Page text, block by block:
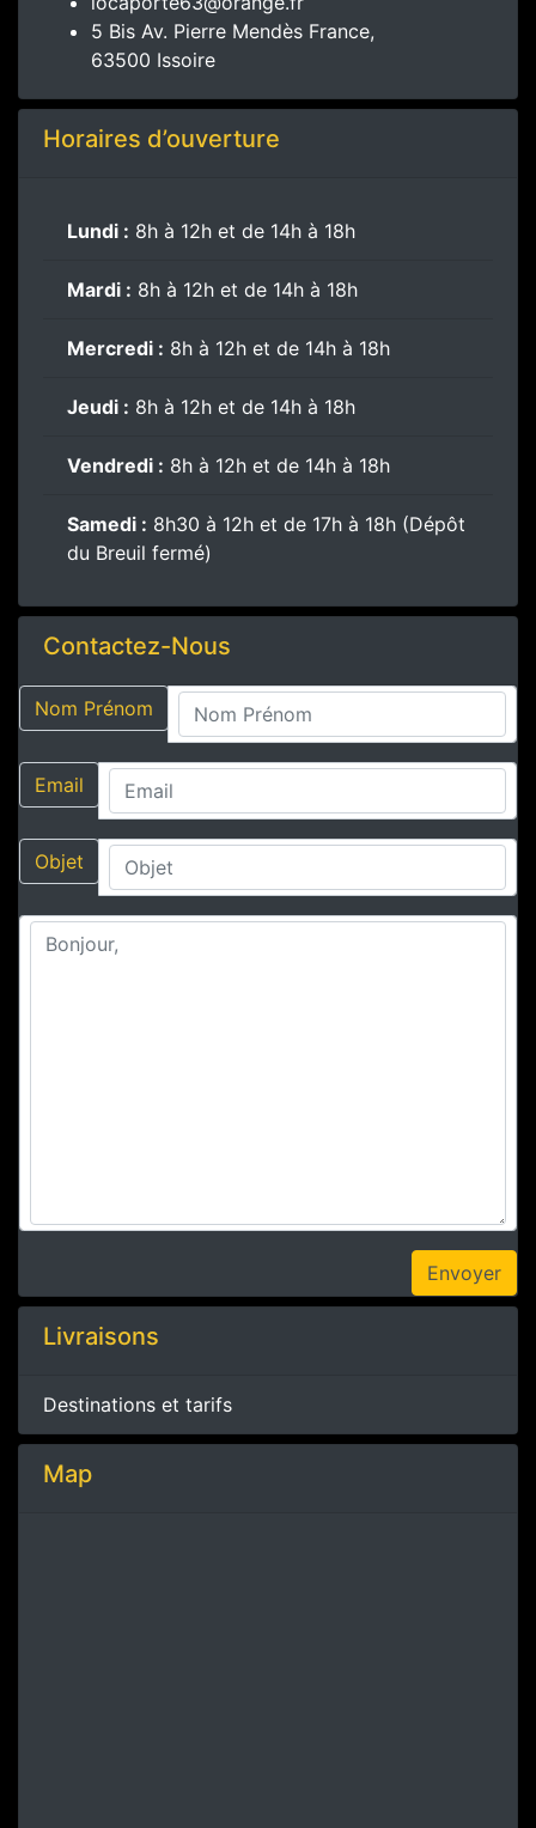
5 Bis Av. Pierre Mendès France,
63500 Issoire
Horaires d’ouverture
Lundi : 8h à 12h et de 14h à 18h
Mardi : 8h à 12h et de 14h à 18h
Mercredi : 8h à 12h et de 14h à 18h
Jeudi : 8h à 12h et de 14h à 18h
Vendredi : 8h à 12h et de 14h à 18h
Samedi : 8h30 à 12h et de 17h à 18h (Dépôt
du Breuil fermé)
Contactez-Nous
Nom Prénom
Email
Objet
Livraisons
Destinations et tarifs
Map